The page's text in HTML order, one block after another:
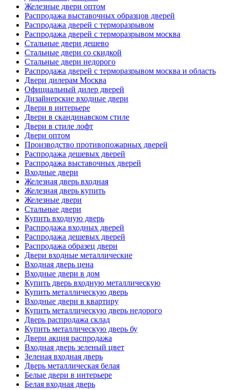
Железные двери оптом
Распродажа выставочных образцов дверей
Распродажа дверей с терморазрывом
Распродажа дверей с терморазрывом москва
Стальные двери дешево
Стальные двери со скидкой
Стальные двери недорого
Распродажа дверей с терморазрывом москва и область
Двери дилерам Москва
Официальный дилер дверей
Дизайнерские входные двери
Двери в интерьере
Двери в скандинавском стиле
Двери в стиле лофт
Двери оптом
Производство противопожарных дверей
Распродажа дешевых дверей
Распродажа выставочных дверей
Входные двери
Железная дверь входная
Железная дверь купить
Железные двери
Стальные двери
Купить входную дверь
Распродажа входных дверей
Распродажа дешевых дверей
Распродажа образец двери
Двери входные металлические
Входная дверь цена
Входные двери в дом
Купить дверь входную металлическую
Купить металлическую дверь
Входные двери в квартиру
Купить металлическую дверь недорого
Дверь распродажа склад
Купить металлическую дверь бу
Двери акция распродажа
Входная дверь зеленый цвет
Зеленая входная дверь
Дверь металлическая белая
Белые двери в интерьере
Белая входная дверь